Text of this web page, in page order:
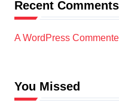
Recent Comments
A WordPress
You Missed